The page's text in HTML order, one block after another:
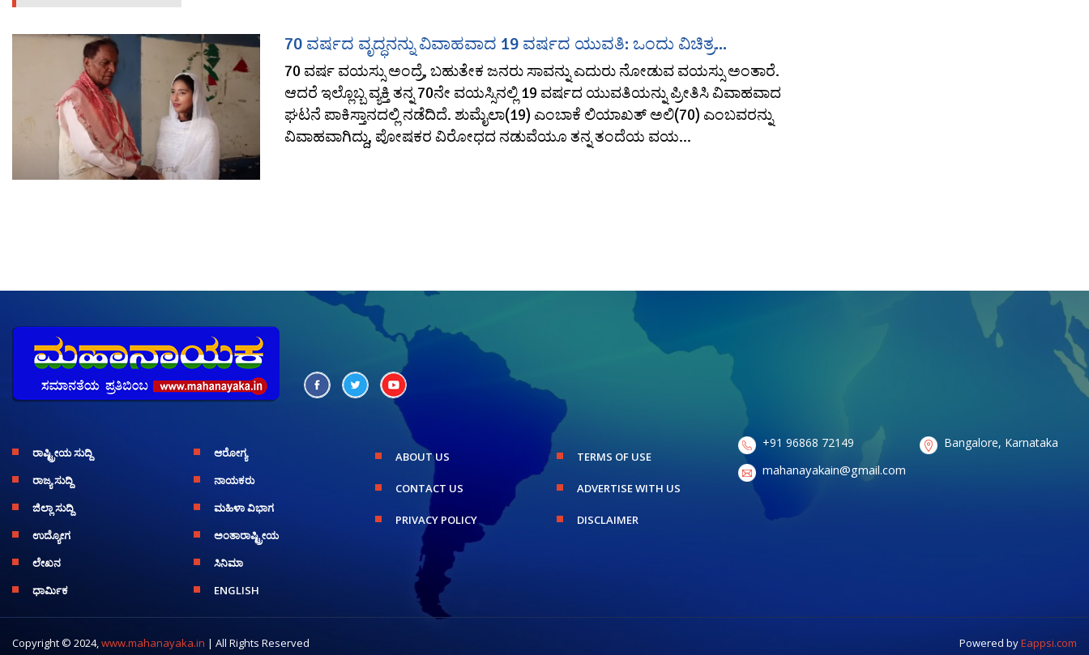
70 ವರ್ಷದ ವೃದ್ಧನನ್ನು ವಿವಾಹವಾದ 19 ವರ್ಷದ ಯುವತಿ: ಒಂದು ವಿಚಿತ್ರ...
70 ವರ್ಷ ವಯಸ್ಸು ಅಂದ್ರೆ, ಬಹುತೇಕ ಜನರು ಸಾವನ್ನು ಎದುರು ನೋಡುವ ವಯಸ್ಸು ಅಂತಾರೆ.
ಆದರೆ ಇಲ್ಲೊಬ್ಬ ವ್ಯಕ್ತಿ ತನ್ನ 70ನೇ ವಯಸ್ಸಿನಲ್ಲಿ 19 ವರ್ಷದ ಯುವತಿಯನ್ನು ಪ್ರೀತಿಸಿ ವಿವಾಹವಾದ
ಘಟನೆ ಪಾಕಿಸ್ತಾನದಲ್ಲಿ ನಡೆದಿದೆ. ಶುಮೈಲಾ(19) ಎಂಬಾಕೆ ಲಿಯಾಖತ್ ಅಲಿ(70) ಎಂಬವರನ್ನು
ವಿವಾಹವಾಗಿದ್ದು, ಪೋಷಕರ ವಿರೋಧದ ನಡುವೆಯೂ ತನ್ನ ತಂದೆಯ ವಯ...
ರಾಷ್ಟ್ರೀಯ ಸುದ್ದಿ
ರಾಜ್ಯ ಸುದ್ದಿ
ಜಿಲ್ಲಾ ಸುದ್ದಿ
ಉದ್ಯೋಗ
ಲೇಖನ
ಧಾರ್ಮಿಕ
ಆರೋಗ್ಯ
ನಾಯಕರು
ಮಹಿಳಾ ವಿಭಾಗ
ಅಂತಾರಾಷ್ಟ್ರೀಯ
ಸಿನಿಮಾ
ENGLISH
ABOUT US
CONTACT US
PRIVACY POLICY
TERMS OF USE
ADVERTISE WITH US
DISCLAIMER
+91 96868 72149
mahanayakain@gmail.com
Bangalore, Karnataka
Copyright © 2024, www.mahanayaka.in | All Rights Reserved Powered byEappsi.com